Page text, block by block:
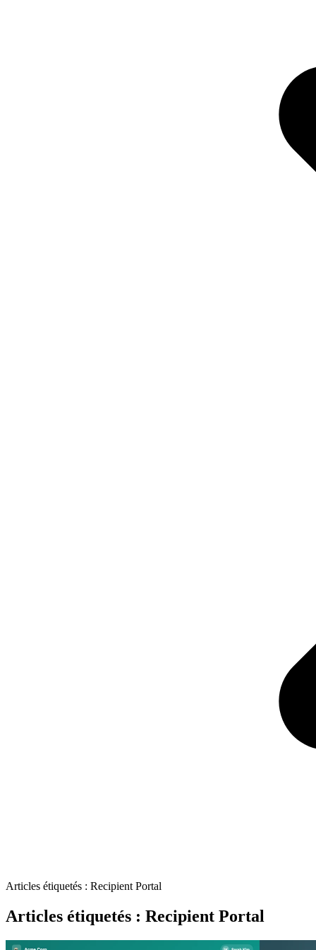
Articles étiquetés : Recipient Portal
Articles étiquetés : Recipient Portal